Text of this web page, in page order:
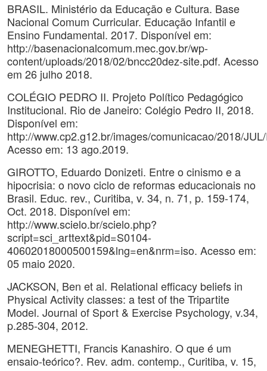
BRASIL. Ministério da Educação e Cultura. Base
Nacional Comum Curricular. Educação Infantil e
Ensino Fundamental. 2017. Disponível em:
http://basenacionalcomum.mec.gov.br/wp-
content/uploads/2018/02/bncc20dez-site.pdf. Acesso
em 26 julho 2018.
COLÉGIO PEDRO II. Projeto Político Pedagógico
Institucional. Rio de Janeiro: Colégio Pedro II, 2018.
Disponível em:
http://www.cp2.g12.br/images/comunicacao/2018/
Acesso em: 13 ago.2019.
GIROTTO, Eduardo Donizeti. Entre o cinismo e a
hipocrisia: o novo ciclo de reformas educacionais no
Brasil. Educ. rev., Curitiba, v. 34, n. 71, p. 159-174,
Oct. 2018. Disponível em:
http://www.scielo.br/scielo.php?
script=sci_arttext&pid=S0104-
40602018000500159&lng=en&nrm=iso. Acesso em:
05 maio 2020.
JACKSON, Ben et al. Relational efficacy beliefs in
Physical Activity classes: a test of the Tripartite
Model. Journal of Sport & Exercise Psychology, v.34,
p.285-304, 2012.
MENEGHETTI, Francis Kanashiro. O que é um
ensaio-teórico?. Rev. adm. contemp., Curitiba, v. 15,